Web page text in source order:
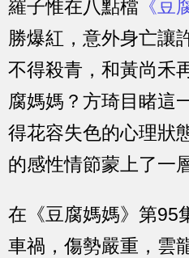
羅子惟在八點檔 《豆
勝爆紅，意外身亡讓
不得殺青，和黃尚禾
腐媽媽？方琦目睹這
得花容失色的心理狀
的感性情節蒙上了一
在《豆腐媽媽》第95
車禍，傷勢嚴重，雲